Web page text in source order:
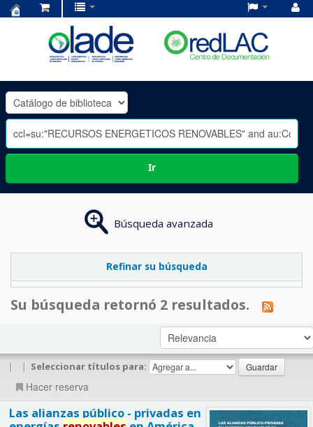
OLADE
-
Ir
Búsqueda avanzada
Refinar su búsqueda
Su búsqueda retornó 2 resultados.
| | Seleccionar títulos para:
Hacer reserva
Las alianzas público - privadas en